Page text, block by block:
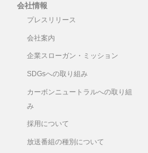
会社情報
プレスリリース
会社案内
企業スローガン・ミッション
SDGsへの取り組み
カーボンニュートラルへの取り組
み
採用について
放送番組の種別について